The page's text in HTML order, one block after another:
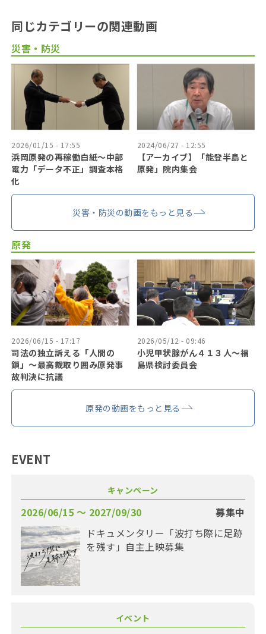
同じカテゴリーの関連動画
災害・防災
2026/01/15 - 17:55
浜岡原発の再稼働白紙～中部
電力「データ不正」調査本格
化
2024/06/27 - 12:55
【アーカイブ】「能登半島と
原発」院内集会
災害・防災の動画をもっと見る
原発
2026/06/15 - 17:17
司法の独立訴える「人間の
鎖」〜最高裁取り囲み原発事
故判決に抗議
2026/05/12 - 09:46
小児甲状腺がん４１３人〜福
島県検討委員会
原発の動画をもっと見る
EVENT
キャンペーン
2026/06/15 〜 2027/09/30
募集中
ドキュメンタリー「波打ち際に足跡
を残す」自主上映募集
イベント